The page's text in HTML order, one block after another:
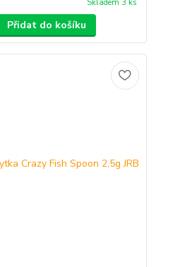
Skladem 3 ks
Přidat do košíku